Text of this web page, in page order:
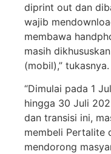
diprint out dan
wajib
membawa
masih
(mobil),” tukasnya.
“Dimulai pada 1
hingga 30 Juli
dan transisi ini,
membeli Pertalite
mendorong